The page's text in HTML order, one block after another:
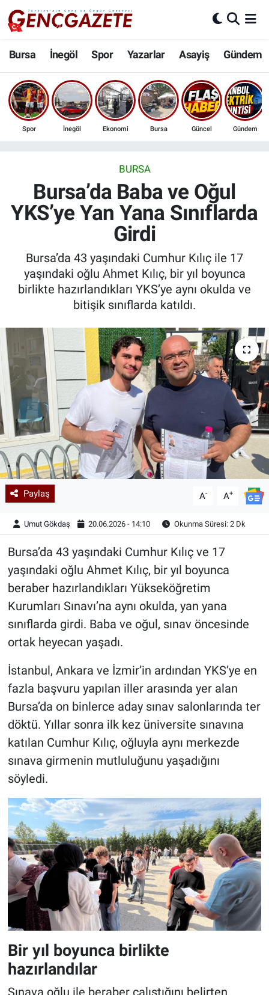
Bursa İnegöl Spor Yazarlar Asayiş Gündem
Spor İnegöl Ekonomi Bursa Güncel Gündem
BURSA
Bursa’da Baba ve Oğul
YKS’ye Yan Yana Sınıflarda
Girdi
Bursa’da 43 yaşındaki Cumhur Kılıç ile 17
yaşındaki oğlu Ahmet Kılıç, bir yıl boyunca
birlikte hazırlandıkları YKS’ye aynı okulda ve
bitişik sınıflarda katıldı.
Paylaş A- A+
Umut Gökdaş 20.06.2026 - 14:10 Okunma Süresi: 2 Dk
Bursa’da 43 yaşındaki Cumhur Kılıç ve 17
yaşındaki oğlu Ahmet Kılıç, bir yıl boyunca
beraber hazırlandıkları Yükseköğretim
Kurumları Sınavı’na aynı okulda, yan yana
sınıflarda girdi. Baba ve oğul, sınav öncesinde
ortak heyecan yaşadı.
İstanbul, Ankara ve İzmir’in ardından YKS’ye en
fazla başvuru yapılan iller arasında yer alan
Bursa’da on binlerce aday sınav salonlarında ter
döktü. Yıllar sonra ilk kez üniversite sınavına
katılan Cumhur Kılıç, oğluyla aynı merkezde
sınava girmenin mutluluğunu yaşadığını
söyledi.
Bir yıl boyunca birlikte
hazırlandılar
Bursa
İnegöl
3.SAYFA
Ekonomi
İnanç
Kadın & Aile
Sağlık
Siyaset
Teknoloji
Yazarlar
Astroloji-Rüya
Nöbetçi Eczaneler
Hava Durumu
Trafik Durumu
Son Dakika Haberleri